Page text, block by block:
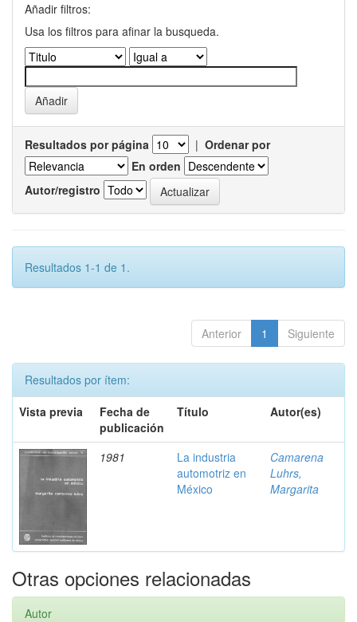
Añadir filtros:
Usa los filtros para afinar la busqueda.
Resultados por página | Ordenar por
En orden
Autor/registro
Resultados 1-1 de 1.
Anterior 1 Siguiente
Resultados por ítem:
Vista previa
Fecha de
publicación
Título Autor(es)
1981
La industria
automotriz en
México
Camarena
Luhrs,
Margarita
Otras opciones relacionadas
Autor